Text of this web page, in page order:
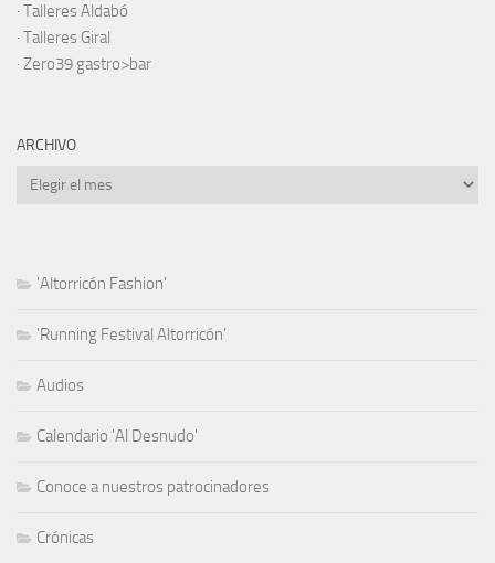
· Talleres Aldabó
· Talleres Giral
· Zero39 gastro>bar
ARCHIVO
Archivo
'Altorricón Fashion'
'Running Festival Altorricón'
Audios
Calendario 'Al Desnudo'
Conoce a nuestros patrocinadores
Crónicas